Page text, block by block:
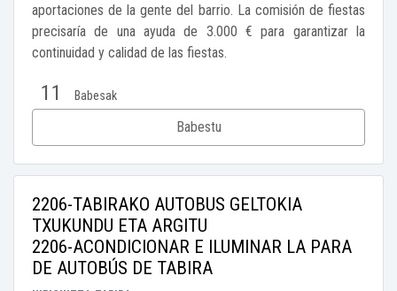
aportaciones de la gente del barrio. La comisión de fiestas
precisaría de una ayuda de 3.000 € para garantizar la
continuidad y calidad de las fiestas.
11 Babesak
Babestu
2206-TABIRAKO AUTOBUS GELTOKIA
TXUKUNDU ETA ARGITU
2206-ACONDICIONAR E ILUMINAR LA PARA
DE AUTOBÚS DE TABIRA